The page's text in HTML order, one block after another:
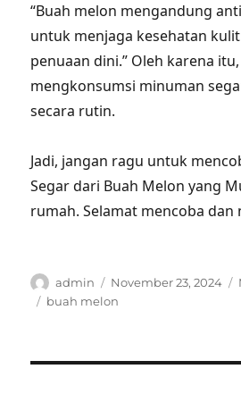
“Buah melon mengandung
untuk menjaga kesehatan
penuaan dini.” Oleh karena
mengkonsumsi minuman
secara rutin.
Jadi, jangan ragu untuk
Segar dari Buah Melon yang
rumah. Selamat mencoba dan
Author
admin
Posted
on
November 23, 2024
Tags
buah melon